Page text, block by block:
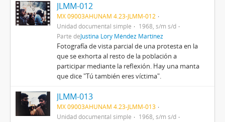
JLMM-012
MX 09003AHUNAM 4.23-JLMM-012
Unidad documental simple
1968, s/m s/d
Parte deJustina Lory Méndez Martínez
Fotografía de vista parcial de una protesta en la
que se exhorta al resto de la población a
participar mediante la reflexión. Hay una manta
que dice "Tú también eres víctima".
JLMM-013
MX 09003AHUNAM 4.23-JLMM-013
Unidad documental simple
1968, s/m s/d